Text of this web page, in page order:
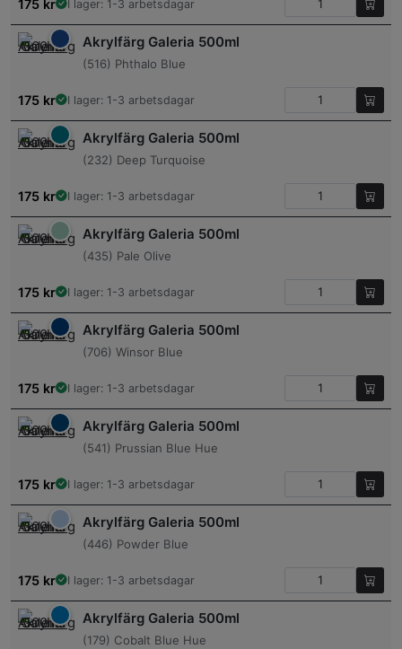
175 kr I lager: 1-3 arbetsdagar
Akrylfärg Galeria 500ml
(516) Phthalo Blue
175 kr I lager: 1-3 arbetsdagar
Akrylfärg Galeria 500ml
(232) Deep Turquoise
175 kr I lager: 1-3 arbetsdagar
Akrylfärg Galeria 500ml
(435) Pale Olive
175 kr I lager: 1-3 arbetsdagar
Akrylfärg Galeria 500ml
(706) Winsor Blue
175 kr I lager: 1-3 arbetsdagar
Akrylfärg Galeria 500ml
(541) Prussian Blue Hue
175 kr I lager: 1-3 arbetsdagar
Akrylfärg Galeria 500ml
(446) Powder Blue
175 kr I lager: 1-3 arbetsdagar
Akrylfärg Galeria 500ml
(179) Cobalt Blue Hue